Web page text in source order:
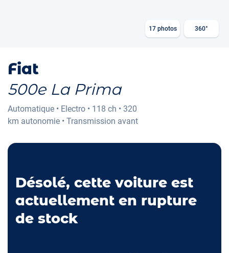
17photos 360°
Fiat
500e La Prima
Automatique • Electro • 118 ch • 320
km autonomie • Transmission avant
Désolé, cette voiture est
actuellement en rupture
de stock